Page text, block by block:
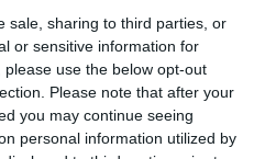
sale, sharing to third parties, or
or sensitive information for
use the below opt-out
Please note that after your
you may continue seeing
personal information utilized by
την επίθεση